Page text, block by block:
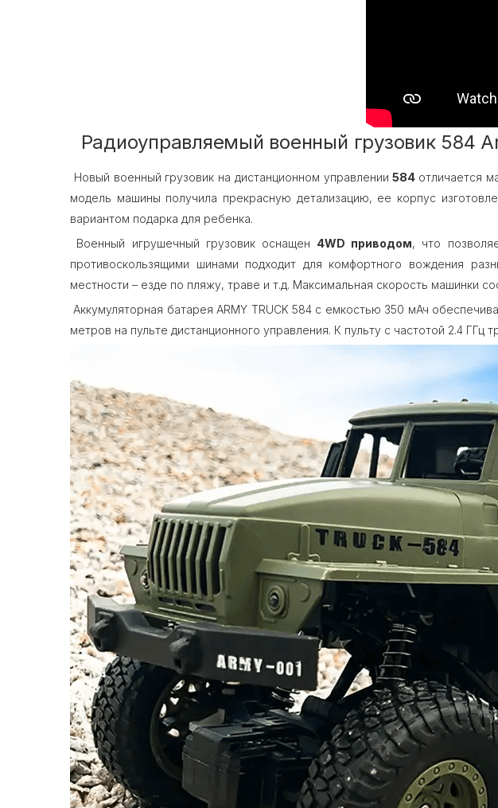
Радиоуправляемый военный грузовик 584
Новый военный грузовик на дистанционном управлении584 отличается
модель машины получила прекрасную детализацию, ее корпус
вариантом подарка для ребенка.
Военный игрушечный грузовик оснащен 4WD приводом, что
противоскользящими шинами подходит для комфортного вождения
местности – езде по пляжу, траве и т.д. Максимальная скорость машинки
Аккумуляторная батарея ARMY TRUCK 584 с емкостью 350 мАч
метров на пульте дистанционного управления. К пульту с частотой 2.4 ГГц